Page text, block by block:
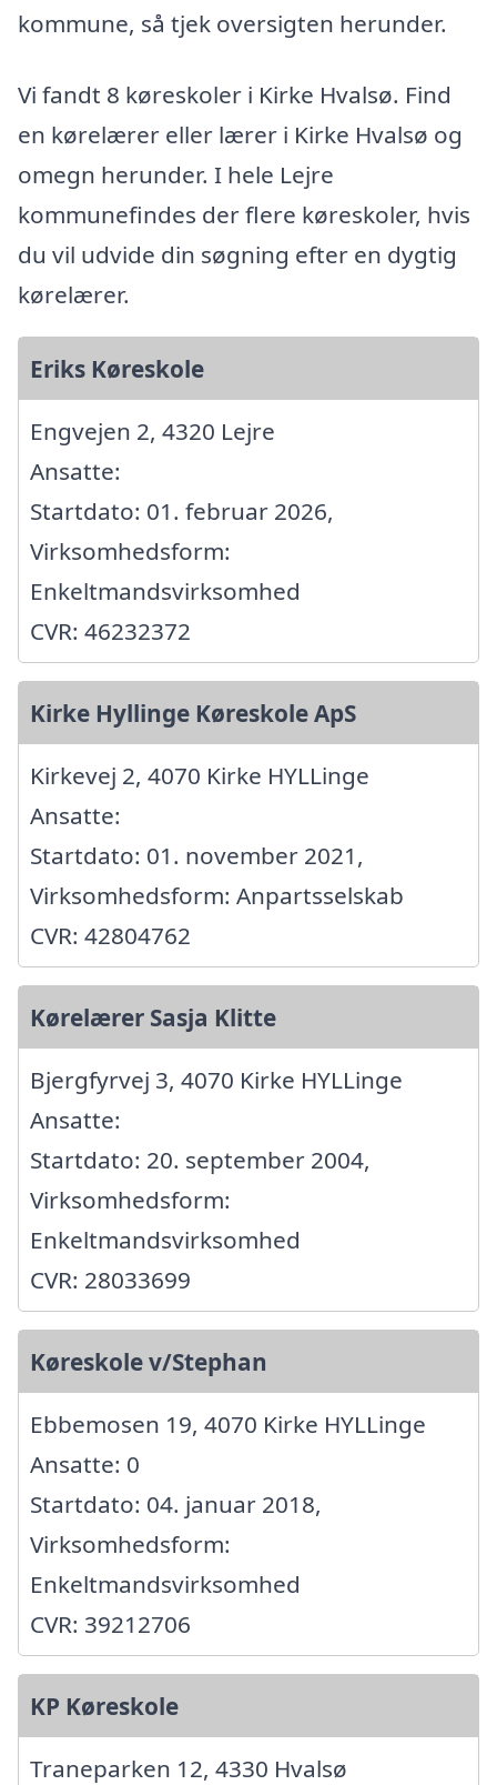
kommune, så tjek oversigten herunder.
Vi fandt 8 køreskoler i Kirke Hvalsø. Find
en kørelærer eller lærer i Kirke Hvalsø og
omegn herunder. I hele Lejre
kommunefindes der flere køreskoler, hvis
du vil udvide din søgning efter en dygtig
kørelærer.
Eriks Køreskole
Engvejen 2, 4320 Lejre
Ansatte:
Startdato: 01. februar 2026,
Virksomhedsform:
Enkeltmandsvirksomhed
CVR: 46232372
Kirke Hyllinge Køreskole ApS
Kirkevej 2, 4070 Kirke HYLLinge
Ansatte:
Startdato: 01. november 2021,
Virksomhedsform: Anpartsselskab
CVR: 42804762
Kørelærer Sasja Klitte
Bjergfyrvej 3, 4070 Kirke HYLLinge
Ansatte:
Startdato: 20. september 2004,
Virksomhedsform:
Enkeltmandsvirksomhed
CVR: 28033699
Køreskole v/Stephan
Ebbemosen 19, 4070 Kirke HYLLinge
Ansatte: 0
Startdato: 04. januar 2018,
Virksomhedsform:
Enkeltmandsvirksomhed
CVR: 39212706
KP Køreskole
Traneparken 12, 4330 Hvalsø